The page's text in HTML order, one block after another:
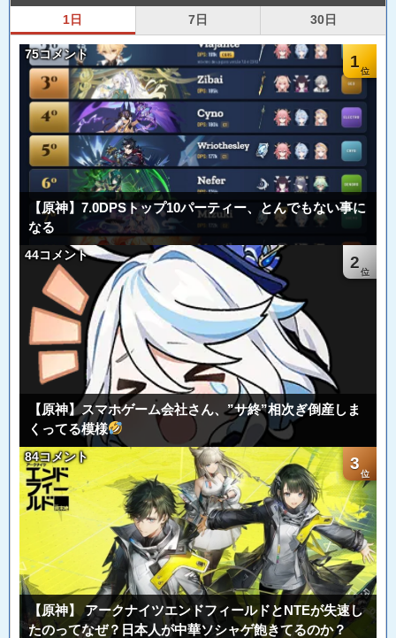
1日 7日 30日
1
75コメント
【原神】7.0DPSトップ10パーティー、とんでもない事に
なる
2
44コメント
【原神】スマホゲーム会社さん、”サ終”相次ぎ倒産しま
くってる模様
3
84コメント
【原神】 アークナイツエンドフィールドとNTEが失速し
たのってなぜ？日本人が中華ソシャゲ飽きてるのか？